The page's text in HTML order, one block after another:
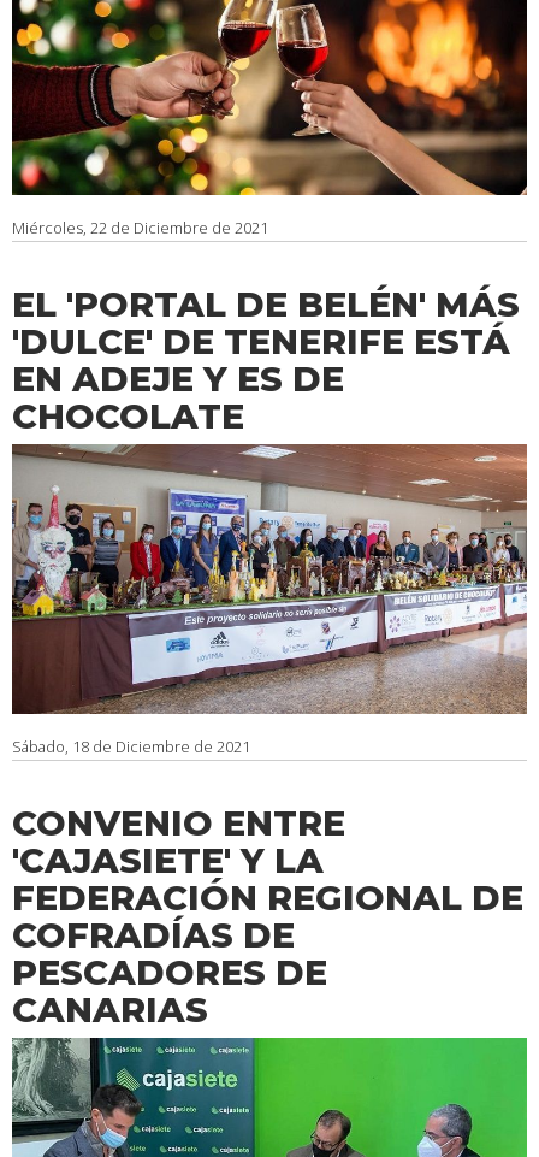
Miércoles, 22 de Diciembre de 2021
EL 'PORTAL DE BELÉN' MÁS
'DULCE' DE TENERIFE ESTÁ
EN ADEJE Y ES DE
CHOCOLATE
Sábado, 18 de Diciembre de 2021
CONVENIO ENTRE
'CAJASIETE' Y LA
FEDERACIÓN REGIONAL DE
COFRADÍAS DE
PESCADORES DE
CANARIAS